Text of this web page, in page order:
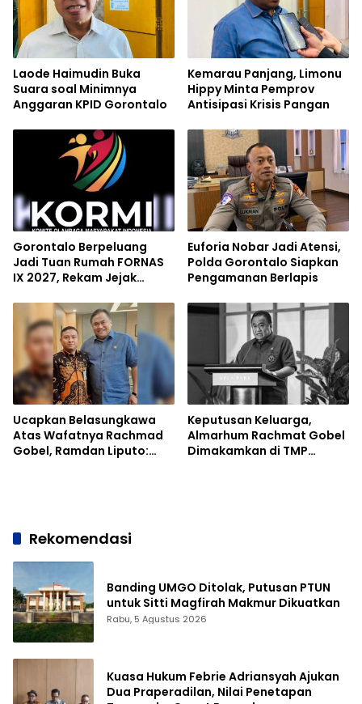
Laode Haimudin Buka
Suara soal Minimnya
Anggaran KPID Gorontalo
Kemarau Panjang, Limonu
Hippy Minta Pemprov
Antisipasi Krisis Pangan
Gorontalo Berpeluang
Jadi Tuan Rumah FORNAS
IX 2027, Rekam Jejak
Modal
Euforia Nobar Jadi Atensi,
Polda Gorontalo Siapkan
Pengamanan Berlapis
Ucapkan Belasungkawa
Atas Wafatnya Rachmad
Gobel, Ramdan Liputo:
Keputusan Keluarga,
Almarhum Rachmat Gobel
Dimakamkan di TMP
Rekomendasi
Banding UMGO Ditolak, Putusan PTUN
untuk Sitti Magfirah Makmur Dikuatkan
Rabu, 5 Agustus 2026
Kuasa Hukum Febrie Adriansyah Ajukan
Dua Praperadilan, Nilai Penetapan